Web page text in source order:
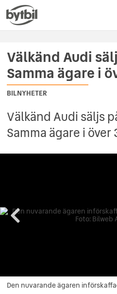
Välkänd Audi
Samma ägare i
BILNYHETER
Välkänd Audi säljs
Samma ägare i över
Den nuvarande ägaren
Den nuvarande ägaren